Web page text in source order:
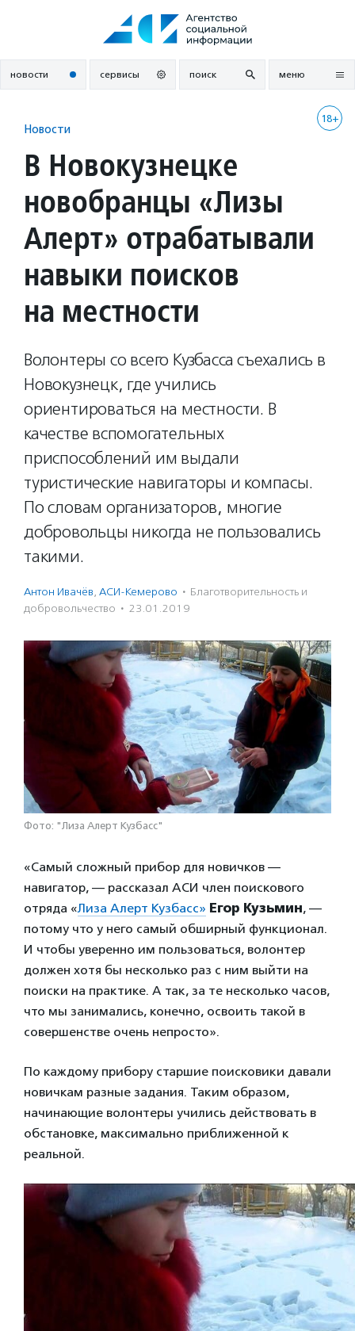
новости сервисы поиск меню
18+
Новости
В Новокузнецке
новобранцы «Лизы
Алерт» отрабатывали
навыки поисков
на местности
Волонтеры со всего Кузбасса съехались в
Новокузнецк, где учились
ориентироваться на местности. В
качестве вспомогательных
приспособлений им выдали
туристические навигаторы и компасы.
По словам организаторов, многие
добровольцы никогда не пользовались
такими.
Антон Ивачёв, АСИ-Кемерово · Благотвори­тель­ность и
доброволь­чест­во · 23.01.2019
Фото: "Лиза Алерт Кузбасс"
«Самый сложный прибор для новичков —
навигатор, — рассказал АСИ член поискового
отряда «Лиза Алерт Кузбасс» Егор Кузьмин, —
потому что у него самый обширный функционал.
И чтобы уверенно им пользоваться, волонтер
должен хотя бы несколько раз с ним выйти на
поиски на практике. А так, за те несколько часов,
что мы занимались, конечно, освоить такой в
совершенстве очень непросто».
По каждому прибору старшие поисковики давали
новичкам разные задания. Таким образом,
начинающие волонтеры учились действовать в
обстановке, максимально приближенной к
реальной.